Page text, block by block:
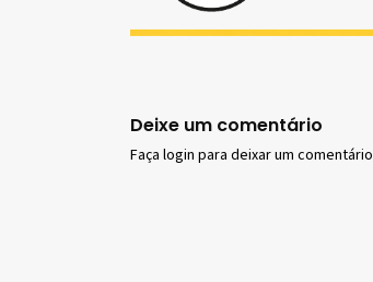
Deixe um comentário
Faça login para deixar um comentário